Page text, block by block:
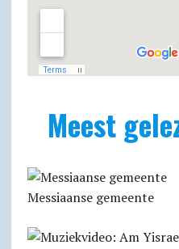
Meest
Messiaanse gemeente